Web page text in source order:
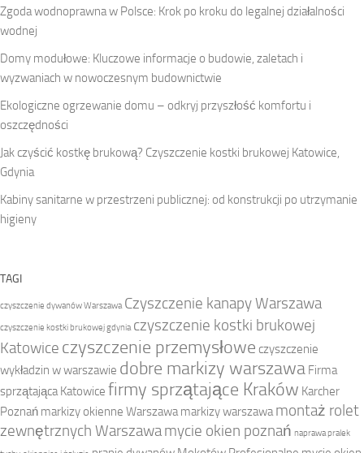
Zgoda wodnoprawna w Polsce: Krok po kroku do legalnej działalności
wodnej
Domy modułowe: Kluczowe informacje o budowie, zaletach i
wyzwaniach w nowoczesnym budownictwie
Ekologiczne ogrzewanie domu – odkryj przyszłość komfortu i
oszczędności
Jak czyścić kostkę brukową? Czyszczenie kostki brukowej Katowice,
Gdynia
Kabiny sanitarne w przestrzeni publicznej: od konstrukcji po utrzymanie
higieny
TAGI
czyszczenie dywanów Warszawa Czyszczenie kanapy Warszawa
czyszczenie kostki brukowej gdynia czyszczenie kostki brukowej
Katowice czyszczenie przemysłowe czyszczenie
wykładzin w warszawie dobre markizy warszawa Firma
sprzątająca Katowice firmy sprzątające Kraków Karcher
Poznań markizy okienne Warszawa markizy warszawa montaż rolet
zewnętrznych Warszawamycie okien poznań naprawa pralek